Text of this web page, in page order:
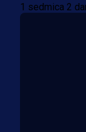
1 sedmica 2